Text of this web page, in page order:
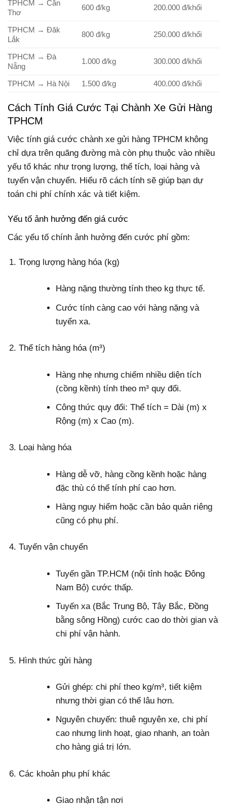
TPHCM → Cần
Thơ
600 đ/kg 200.000 đ/khối
TPHCM → Đăk
Lắk
800 đ/kg 250.000 đ/khối
TPHCM → Đà
Nẵng
1.000 đ/kg 300.000 đ/khối
TPHCM → Hà Nội 1.500 đ/kg 400.000 đ/khối
Cách Tính Giá Cước Tại Chành Xe Gửi Hàng
TPHCM
Việc tính giá cước chành xe gửi hàng TPHCM không
chỉ dựa trên quãng đường mà còn phụ thuộc vào nhiều
yếu tố khác như trọng lượng, thể tích, loại hàng và
tuyến vận chuyển. Hiểu rõ cách tính sẽ giúp bạn dự
toán chi phí chính xác và tiết kiệm.
Yếu tố ảnh hưởng đến giá cước
Các yếu tố chính ảnh hưởng đến cước phí gồm:
Trọng lượng hàng hóa (kg)
Hàng nặng thường tính theo kg thực tế.
Cước tính càng cao với hàng nặng và
tuyến xa.
Thể tích hàng hóa (m³)
Hàng nhẹ nhưng chiếm nhiều diện tích
(cồng kềnh) tính theo m³ quy đổi.
Công thức quy đổi: Thể tích = Dài (m) x
Rộng (m) x Cao (m).
Loại hàng hóa
Hàng dễ vỡ, hàng cồng kềnh hoặc hàng
đặc thù có thể tính phí cao hơn.
Hàng nguy hiểm hoặc cần bảo quản riêng
cũng có phụ phí.
Tuyến vận chuyển
Tuyến gần TP.HCM (nội tỉnh hoặc Đông
Nam Bộ) cước thấp.
Tuyến xa (Bắc Trung Bộ, Tây Bắc, Đồng
bằng sông Hồng) cước cao do thời gian và
chi phí vận hành.
Hình thức gửi hàng
Gửi ghép: chi phí theo kg/m³, tiết kiệm
nhưng thời gian có thể lâu hơn.
Nguyên chuyến: thuê nguyên xe, chi phí
cao nhưng linh hoạt, giao nhanh, an toàn
cho hàng giá trị lớn.
Các khoản phụ phí khác
Giao nhận tận nơi